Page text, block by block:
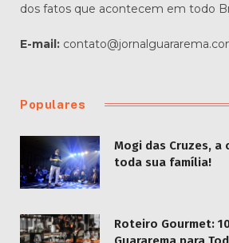
dos fatos que acontecem em todo
E-mail:
Populares
Mogi das Cruzes, a
toda sua família!
Roteiro Gourmet: